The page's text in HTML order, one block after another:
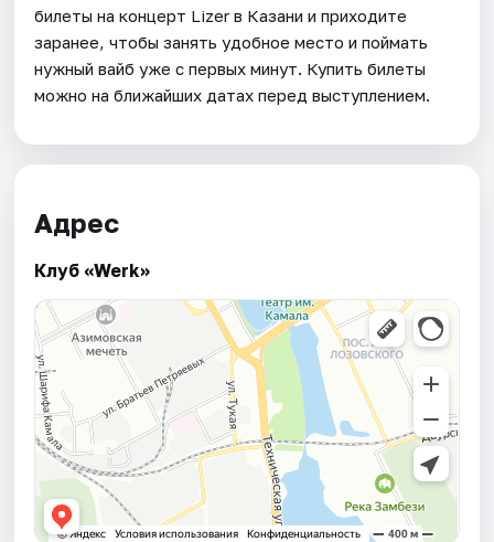
билеты на концерт Lizer в Казани и приходите
заранее, чтобы занять удобное место и поймать
нужный вайб уже с первых минут. Купить билеты
можно на ближайших датах перед выступлением.
Адрес
Клуб «Werk»